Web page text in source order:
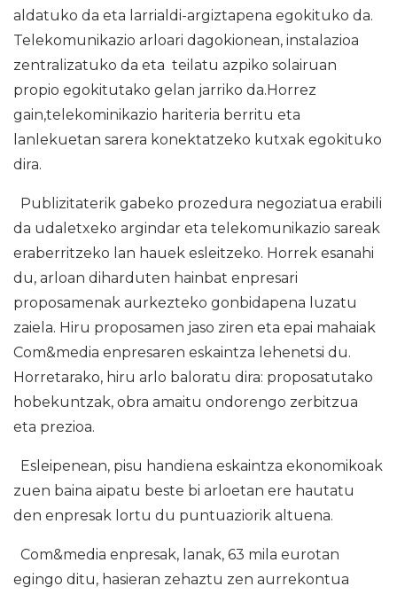
aldatuko da eta larrialdi-argiztapena egokituko da.
Telekomunikazio arloari dagokionean, instalazioa
zentralizatuko da eta teilatu azpiko solairuan
propio egokitutako gelan jarriko da.Horrez
gain,telekominikazio hariteria berritu eta
lanlekuetan sarera konektatzeko kutxak egokituko
dira.
Publizitaterik gabeko prozedura negoziatua erabili
da udaletxeko argindar eta telekomunikazio sareak
eraberritzeko lan hauek esleitzeko. Horrek esanahi
du, arloan diharduten hainbat enpresari
proposamenak aurkezteko gonbidapena luzatu
zaiela. Hiru proposamen jaso ziren eta epai mahaiak
Com&media enpresaren eskaintza lehenetsi du.
Horretarako, hiru arlo baloratu dira: proposatutako
hobekuntzak, obra amaitu ondorengo zerbitzua
eta prezioa.
Esleipenean, pisu handiena eskaintza ekonomikoak
zuen baina aipatu beste bi arloetan ere hautatu
den enpresak lortu du puntuaziorik altuena.
Com&media enpresak, lanak, 63 mila eurotan
egingo ditu, hasieran zehaztu zen aurrekontua